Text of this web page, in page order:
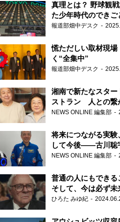
真理とは？ 野球観
た少年時代のできご
報道部畑中デスク
慌ただしい取材現
く“全集中”
報道部畑中デスク
湘南で新たなスター
ストラン 人との繋
奇跡
NEWS ONLINE 編集部
将来につながる実験
して今後――古川聡
独インタビュー
NEWS ONLINE 編集部
普通の人にもできる
そして、今は必ず未
いく……『ONE LIFE
ひろた みゆ紀